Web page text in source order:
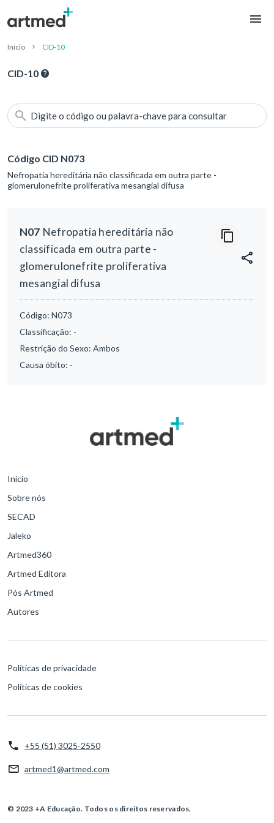
Início CID-10
CID-10
Digite o código ou palavra-chave para consultar
Código CID N073
Nefropatia hereditária não classificada em outra parte -
glomerulonefrite proliferativa mesangial difusa
N07 Nefropatia hereditária não
classificada em outra parte -
glomerulonefrite proliferativa
mesangial difusa
Código: N073
Classificação: -
Restrição do Sexo: Ambos
Causa óbito: -
Início
Sobre nós
SECAD
Jaleko
Artmed360
Artmed Editora
Pós Artmed
Autores
Políticas de privacidade
Políticas de cookies
+55 (51) 3025-2550
artmed1@artmed.com
© 2023 +A Educação. Todos os direitos reservados.